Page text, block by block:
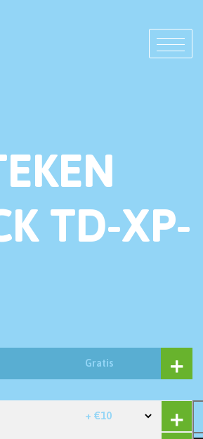
TD-XP-
Gratis
+ €10